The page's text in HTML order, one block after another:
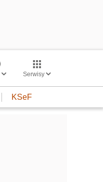
Serwisy
KSeF